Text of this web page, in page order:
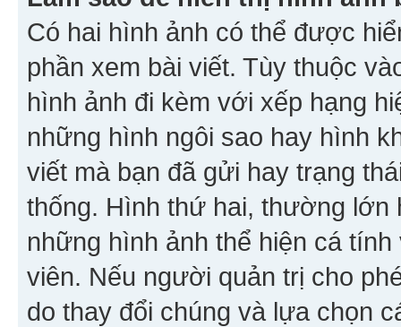
Có hai hình ảnh có thể được
phần xem bài viết. Tùy thuộc
hình ảnh đi kèm với xếp hạng
những hình ngôi sao hay hình
viết mà bạn đã gửi hay trạng
thống. Hình thứ hai, thường
những hình ảnh thể hiện cá
viên. Nếu người quản trị cho
do thay đổi chúng và lựa chọn